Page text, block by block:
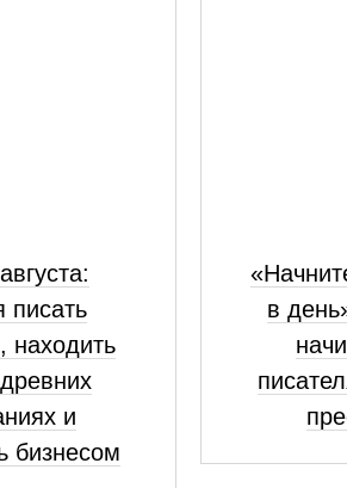
писать
находить
и
бизнесом
в